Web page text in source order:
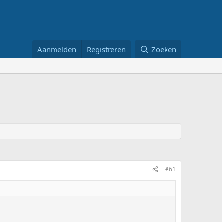
Aanmelden Registreren Zoeken
#61